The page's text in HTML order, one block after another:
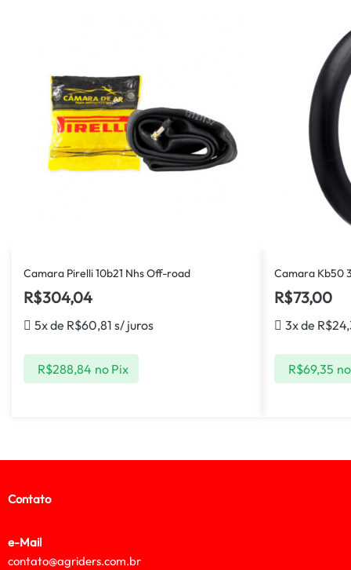
Camara Pirelli 10b21 Nhs Off-road
R$304,04
5x de R$60,81 s/ juros
R$288,84 no Pix
Camara Kb50
R$73,00
3x de R$
R$69,35
Contato
e-Mail
contato@agriders.com.br